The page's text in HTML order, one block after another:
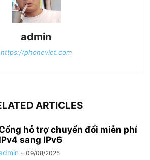
admin
https://phoneviet.com
ARTICLES
hỗ trợ chuyển đổi miễn phí
sang IPv6
- 09/08/2025